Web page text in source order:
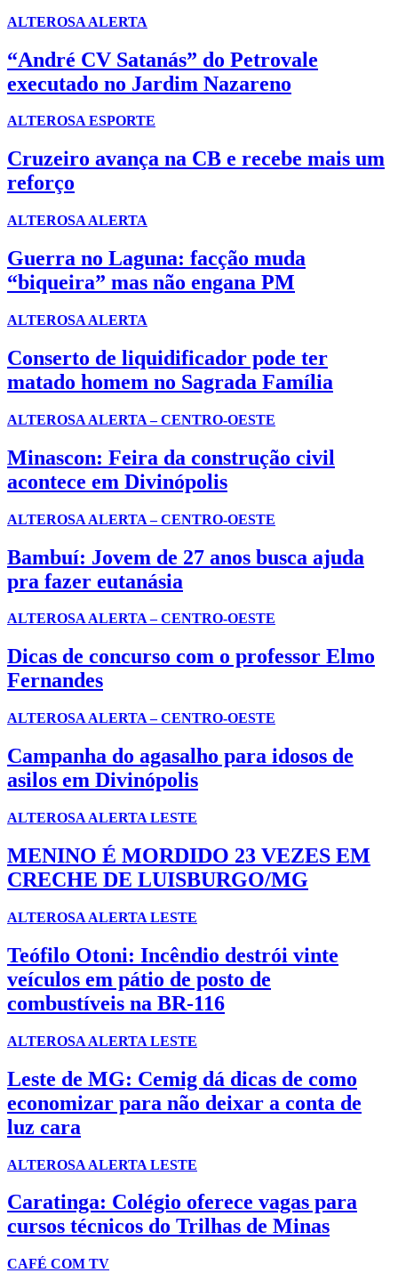
ALTEROSA ALERTA
“André CV Satanás” do Petrovale
executado no Jardim Nazareno
ALTEROSA ESPORTE
Cruzeiro avança na CB e recebe mais um
reforço
ALTEROSA ALERTA
Guerra no Laguna: facção muda
“biqueira” mas não engana PM
ALTEROSA ALERTA
Conserto de liquidificador pode ter
matado homem no Sagrada Família
ALTEROSA ALERTA – CENTRO-OESTE
Minascon: Feira da construção civil
acontece em Divinópolis
ALTEROSA ALERTA – CENTRO-OESTE
Bambuí: Jovem de 27 anos busca ajuda
pra fazer eutanásia
ALTEROSA ALERTA – CENTRO-OESTE
Dicas de concurso com o professor Elmo
Fernandes
ALTEROSA ALERTA – CENTRO-OESTE
Campanha do agasalho para idosos de
asilos em Divinópolis
ALTEROSA ALERTA LESTE
MENINO É MORDIDO 23 VEZES EM
CRECHE DE LUISBURGO/MG
ALTEROSA ALERTA LESTE
Teófilo Otoni: Incêndio destrói vinte
veículos em pátio de posto de
combustíveis na BR-116
ALTEROSA ALERTA LESTE
Leste de MG: Cemig dá dicas de como
economizar para não deixar a conta de
luz cara
ALTEROSA ALERTA LESTE
Caratinga: Colégio oferece vagas para
cursos técnicos do Trilhas de Minas
CAFÉ COM TV